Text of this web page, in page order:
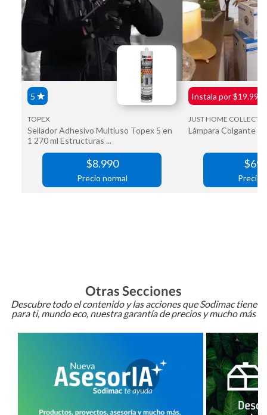
Otras Secciones
Descubre todo el contenido y las acciones que Sodimac tiene
para ti, mundo eco, nuestra garantía de precios y mucho más